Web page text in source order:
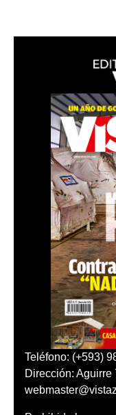
Teléfono: (+593)
Dirección: Aguirre